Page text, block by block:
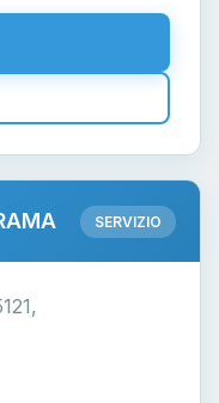
SERVIZIO